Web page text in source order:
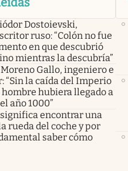
Dostoievski,
ruso: “Colón no fue
en que descubrió
mientras la descubría”
Gallo, ingeniero e
“Sin la caída del Imperio
hubiera llegado a
año 1000”
encontrar una
rueda del coche y por
saber cómo